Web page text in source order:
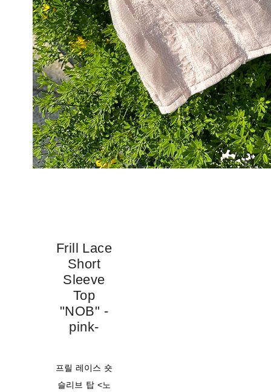
Frill Lace
Short
Sleeve
Top
"NOB" -
pink-
프릴 레이스 숏
슬리브 탑 <노